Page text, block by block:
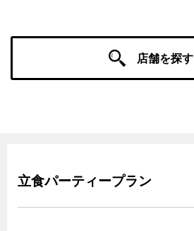
店舗を探す
立食パーティープラン